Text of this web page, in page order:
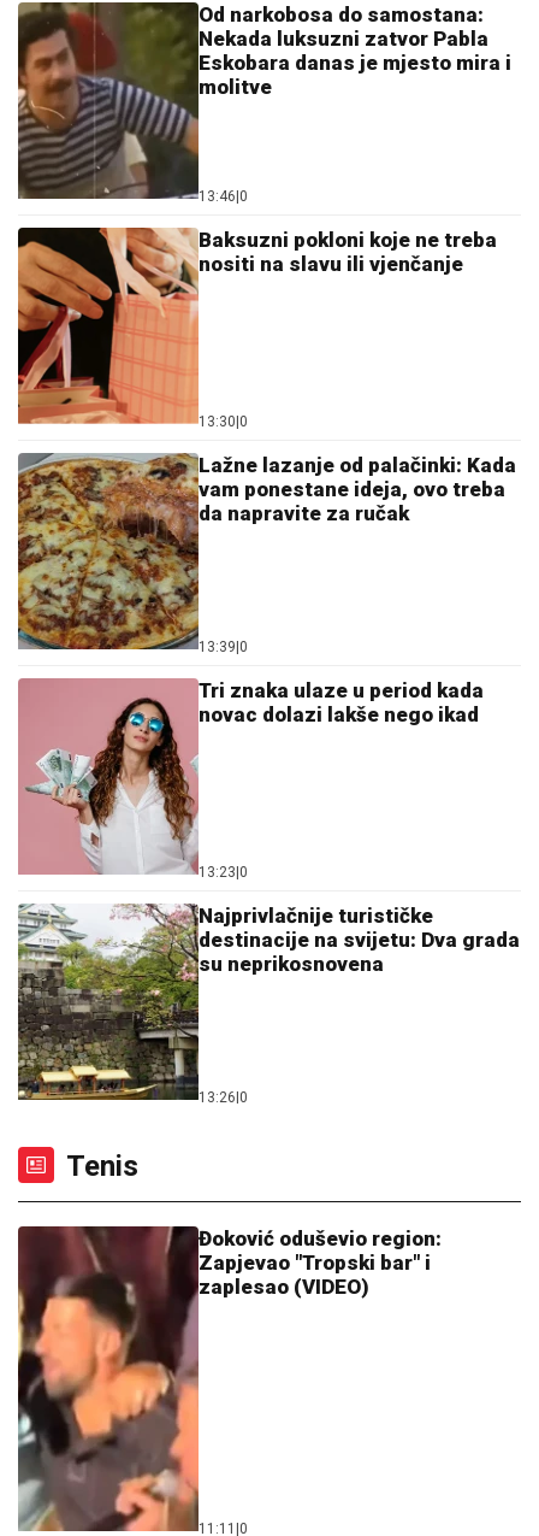
Od narkobosa do samostana:
Nekada luksuzni zatvor Pabla
Eskobara danas je mjesto mira i
molitve
13:46|0
Baksuzni pokloni koje ne treba
nositi na slavu ili vjenčanje
13:30|0
Lažne lazanje od palačinki: Kada
vam ponestane ideja, ovo treba
da napravite za ručak
13:39|0
Tri znaka ulaze u period kada
novac dolazi lakše nego ikad
13:23|0
Najprivlačnije turističke
destinacije na svijetu: Dva grada
su neprikosnovena
13:26|0
Tenis
Đoković oduševio region:
Zapjevao "Tropski bar" i
zaplesao (VIDEO)
11:11 |0